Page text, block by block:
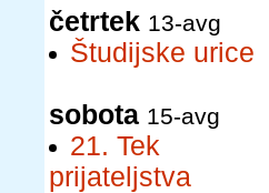
četrtek 13-avg
Študijske urice
sobota 15-avg
21. Tek
prijateljstva